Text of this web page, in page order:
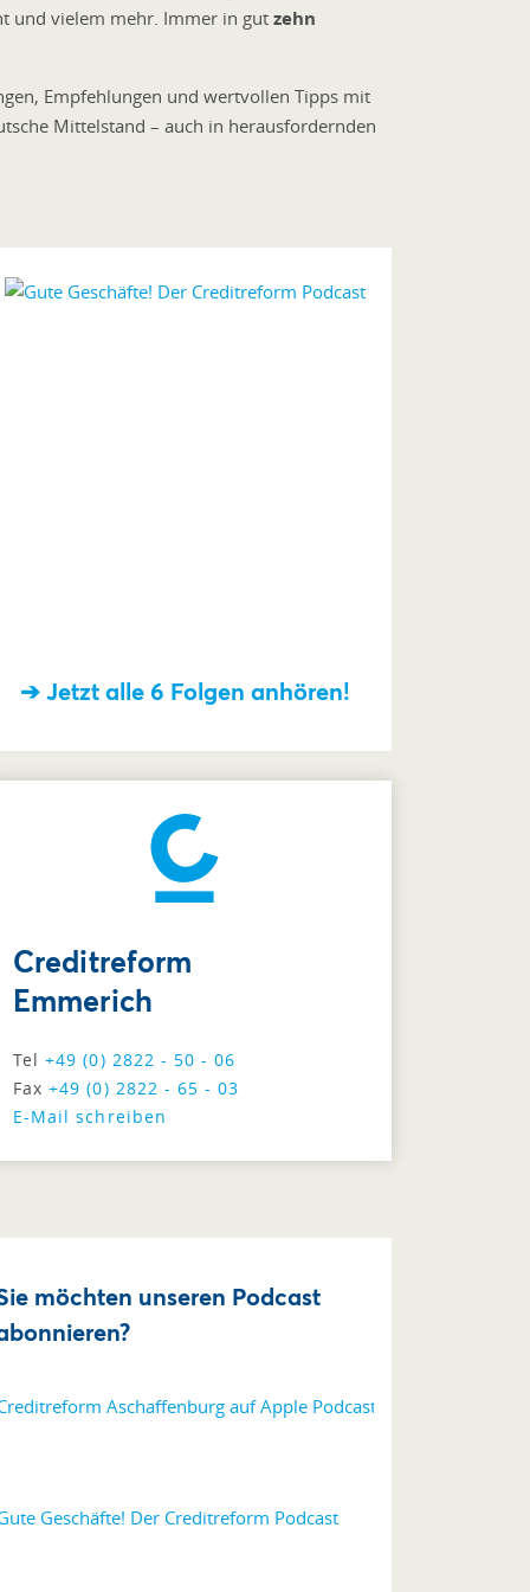
und vielem mehr. Immer in gut zehn
Empfehlungen und wertvollen Tipps mit
Mittelstand – auch in herausfordernden
➔ Jetzt alle 6 Folgen anhören!
Creditreform
Emmerich
Tel+49 (0) 2822 - 50 - 06
Fax+49 (0) 2822 - 65 - 03
E-Mail schreiben
möchten unseren Podcast